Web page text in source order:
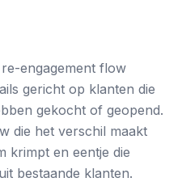
engagement flow
gericht op klanten die
gekocht of geopend.
die het verschil maakt
krimpt en eentje die
bestaande klanten.